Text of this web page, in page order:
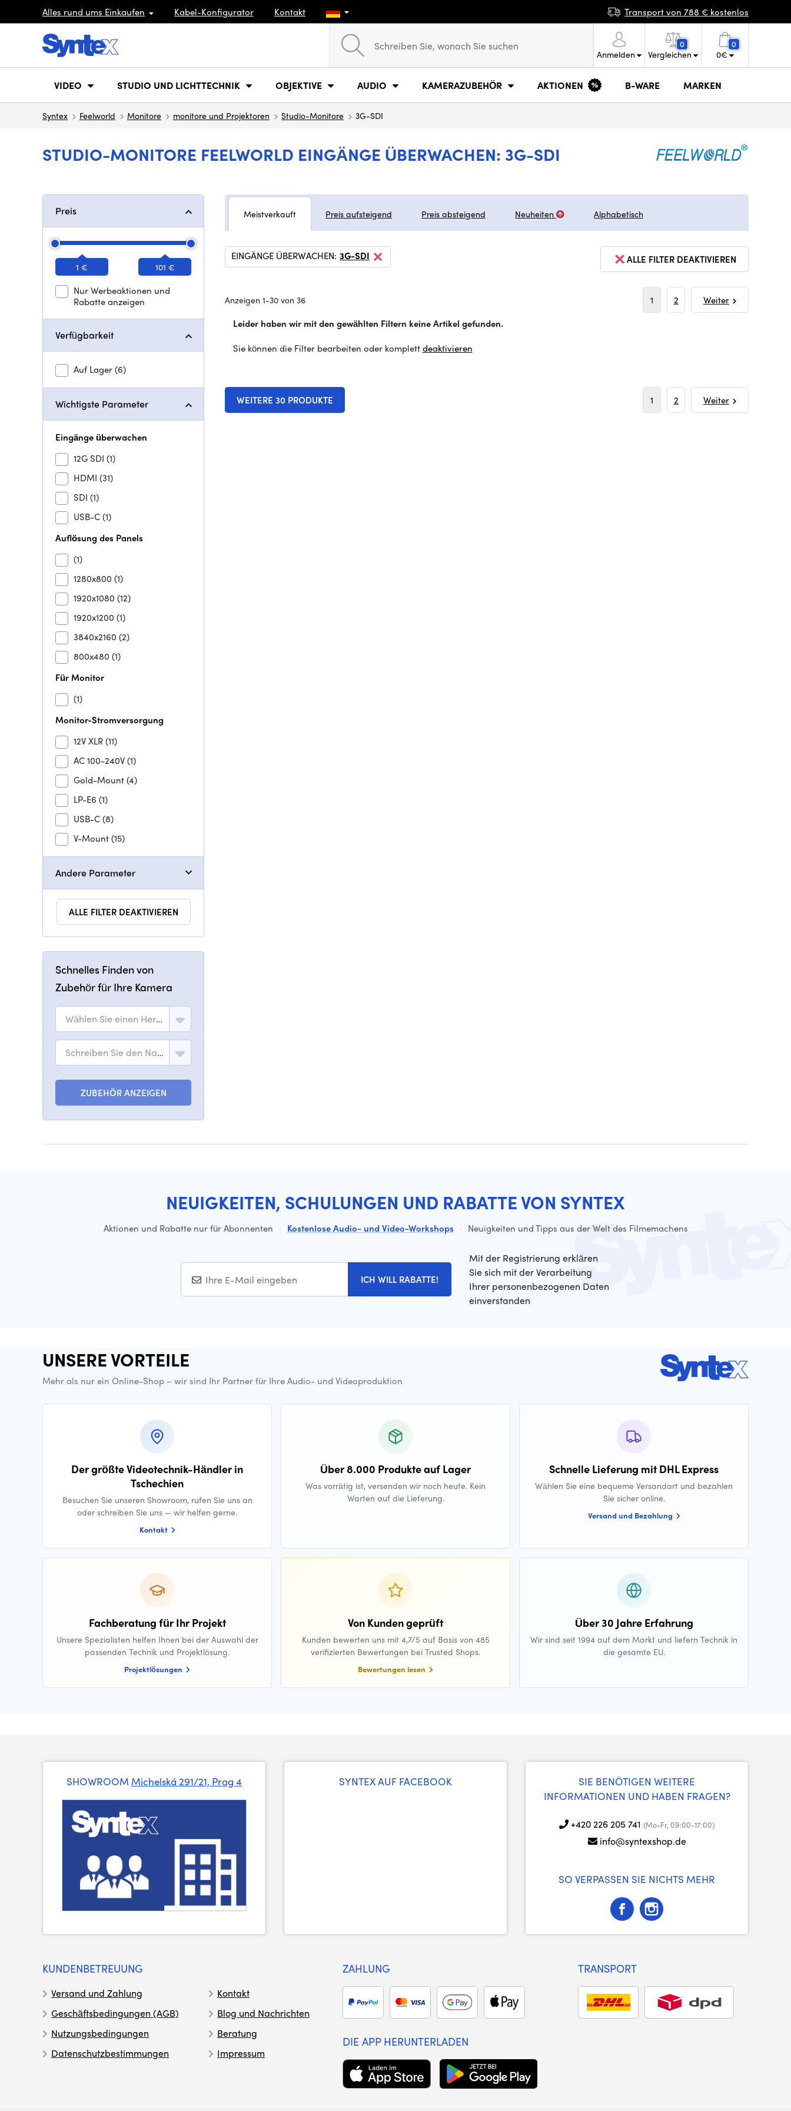
Alles rund ums Einkaufen Kabel-Konfigurator Kontakt Transport von 788 € kostenlos
Anmelden
0
Vergleichen
0
0€
VIDEO STUDIO UND LICHTTECHNIK OBJEKTIVE AUDIO KAMERAZUBEHÖR AKTIONEN B-WARE MARKEN
Syntex Feelworld Monitore monitore und Projektoren Studio-Monitore 3G-SDI
STUDIO-MONITORE FEELWORLD EINGÄNGE ÜBERWACHEN: 3G-SDI
Preis
1 € 101 €
Nur Werbeaktionen und
Rabatte anzeigen
Verfügbarkeit
Auf Lager(6)
Wichtigste Parameter
Eingänge überwachen
12G SDI (1)
HDMI (31)
SDI (1)
USB-C(1)
Auflösung des Panels
(1)
1280x800 (1)
1920x1080 (12)
1920x1200 (1)
3840x2160 (2)
800x480 (1)
Für Monitor
(1)
Monitor-Stromversorgung
12V XLR(11)
AC 100-240V(1)
Gold-Mount(4)
LP-E6 (1)
USB-C(8)
V-Mount(15)
Andere Parameter
ALLE FILTER DEAKTIVIEREN
Schnelles Finden von
Zubehör für Ihre Kamera
Wählen Sie einen Hersteller
Schreiben Sie den Namen des Modells
ZUBEHÖR ANZEIGEN
Meistverkauft Preis aufsteigend Preis absteigend Neuheiten Alphabetisch
ALLE FILTER DEAKTIVIEREN
EINGÄNGE ÜBERWACHEN: 3G-SDI
Anzeigen 1-30 von 36 1 2
Weiter
Leider haben wir mit den gewählten Filtern keine Artikel gefunden.
Sie können die Filter bearbeiten oder komplettdeaktivieren
WEITERE 30 PRODUKTE 1 2 Weiter
NEUIGKEITEN, SCHULUNGEN UND RABATTE VON SYNTEX
Aktionen und Rabatte nur für Abonnenten · Kostenlose Audio- und Video-Workshops · Neuigkeiten und Tipps aus der Welt des Filmemachens
ICH WILL RABATTE!
Mit der Registrierung erklären
Sie sich mit der Verarbeitung
Ihrer personenbezogenen Daten
einverstanden
UNSERE VORTEILE
Mehr als nur ein Online-Shop – wir sind Ihr Partner für Ihre Audio- und Videoproduktion
Der größte Videotechnik-Händler in
Tschechien
Besuchen Sie unseren Showroom, rufen Sie uns an
oder schreiben Sie uns — wir helfen gerne.
Kontakt
Über 8.000 Produkte auf Lager
Was vorrätig ist, versenden wir noch heute. Kein
Warten auf die Lieferung.
Schnelle Lieferung mit DHL Express
Wählen Sie eine bequeme Versandart und bezahlen
Sie sicher online.
Versand und Bezahlung
Fachberatung für Ihr Projekt
Unsere Spezialisten helfen Ihnen bei der Auswahl der
passenden Technik und Projektlösung.
Projektlösungen
Von Kunden geprüft
Kunden bewerten uns mit 4,7/5 auf Basis von 485
verifizierten Bewertungen bei Trusted Shops.
Bewertungen lesen
Über 30 Jahre Erfahrung
Wir sind seit 1994 auf dem Markt und liefern Technik in
die gesamte EU.
SHOWROOM Michelská 291/21, Prag 4 SYNTEX AUF FACEBOOK
SIE BENÖTIGEN WEITERE
INFORMATIONEN UND HABEN FRAGEN?
+420 226 205 741 (Mo-Fr, 09:00-17:00)
info@syntexshop.de
SO VERPASSEN SIE NICHTS MEHR
KUNDENBETREUUNG
Versand und Zahlung
Geschäftsbedingungen (AGB)
Nutzungsbedingungen
Datenschutzbestimmungen
Kontakt
Blog und Nachrichten
Beratung
Impressum
ZAHLUNG TRANSPORT
DIE APP HERUNTERLADEN